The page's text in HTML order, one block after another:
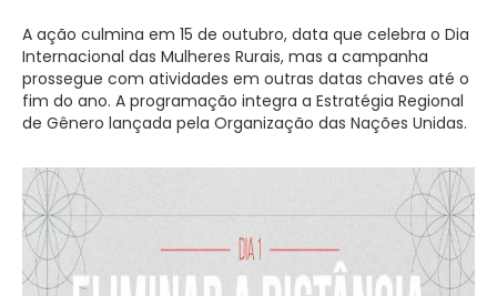
A ação culmina em 15 de outubro, data que celebra o Dia
Internacional das Mulheres Rurais, mas a campanha
prossegue com atividades em outras datas chaves até o
fim do ano. A programação integra a Estratégia Regional
de Gênero lançada pela Organização das Nações Unidas.